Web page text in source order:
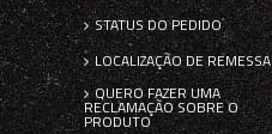
STATUS DO PEDIDO
LOCALIZAÇÃO DE REMESSA
QUERO FAZER UMA
RECLAMAÇÃO SOBRE O
PRODUTO